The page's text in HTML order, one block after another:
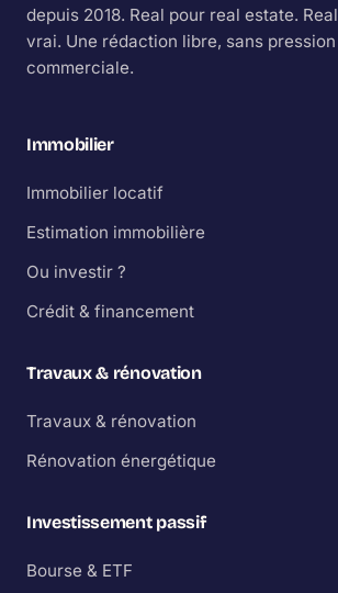
depuis 2018. Real pour real estate. Real
vrai. Une rédaction libre, sans pression
commerciale.
Immobilier
Immobilier locatif
Estimation immobilière
Ou investir ?
Crédit & financement
Travaux & rénovation
Travaux & rénovation
Rénovation énergétique
Investissement passif
Bourse & ETF